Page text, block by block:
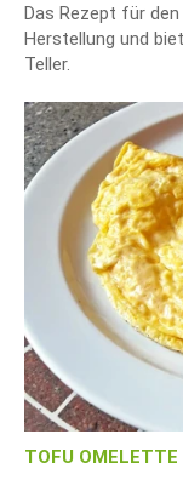
Das Rezept für
Herstellung und
Teller.
TOFU